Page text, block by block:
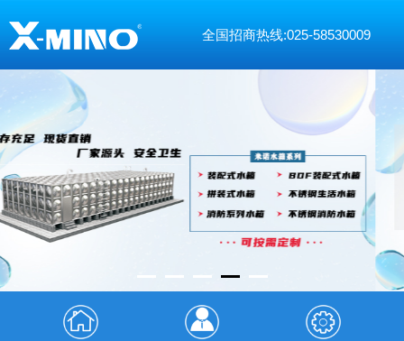
全国招商热线:025-58530009